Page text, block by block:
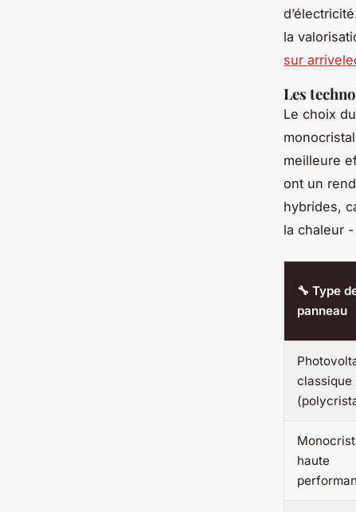
la
sur
Les
Le choix
meilleure
ont un
hybrides,
la chaleur -
🔧 Type
panneau
classique
haute